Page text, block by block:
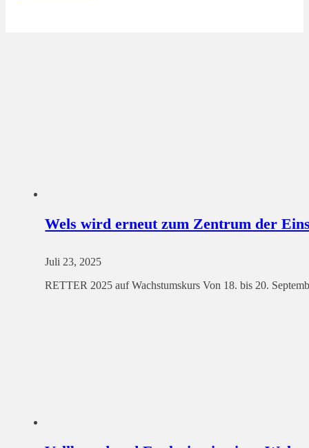
Wels wird erneut zum Zentrum der
Juli 23, 2025
RETTER 2025 auf Wachstumskurs Von 18. bis 20.